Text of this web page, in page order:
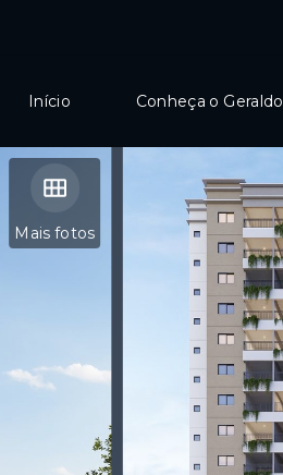
Início Conheça o Geraldo
Mais fotos